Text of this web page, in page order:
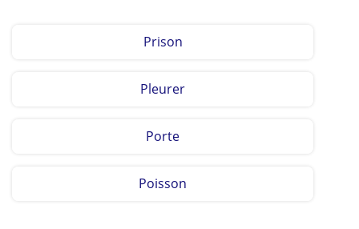
Prison
Pleurer
Porte
Poisson